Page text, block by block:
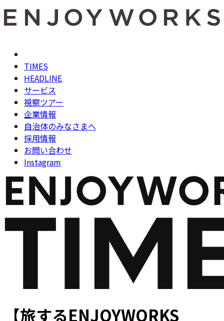
TIMES
HEADLINE
サービス
視察ツアー
企業情報
自治体のみなさまへ
採用情報
お問い合わせ
Instagram
【旅するENJOYWORKS